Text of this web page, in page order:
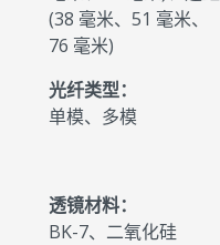
(38 毫米、51 毫米、
76 毫米)
光纤类型：
单模、多模
透镜材料：
BK-7、二氧化硅